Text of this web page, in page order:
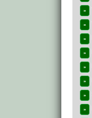
»
»
»
»
»
»
»
»